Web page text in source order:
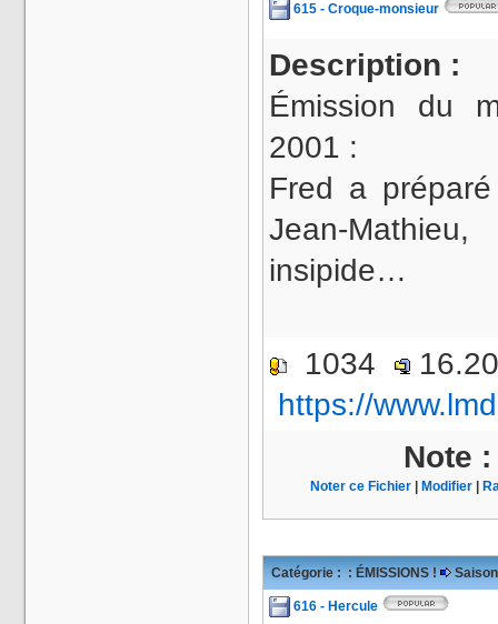
615 - Croque-monsieur
Description :
Émission du
2001 :
Fred a
Jean-
insipide…
1034
https://
Note
Noter ce Fichier Modifier
Catégorie : : ÉMISSIONS !
616 - Hercule